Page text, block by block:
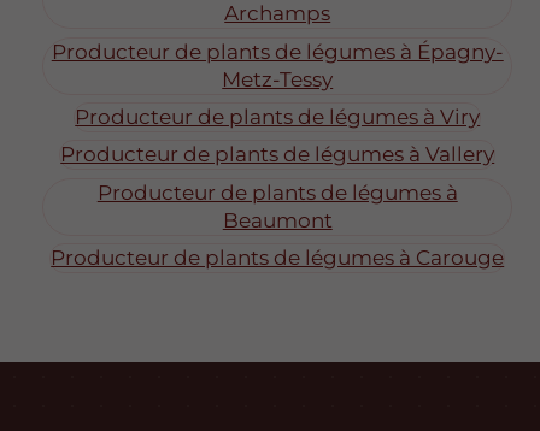
Archamps
Producteur de plants de légumes à Épagny-
Metz-Tessy
Producteur de plants de légumes à Viry
Producteur de plants de légumes à Vallery
Producteur de plants de légumes à
Beaumont
Producteur de plants de légumes à Carouge